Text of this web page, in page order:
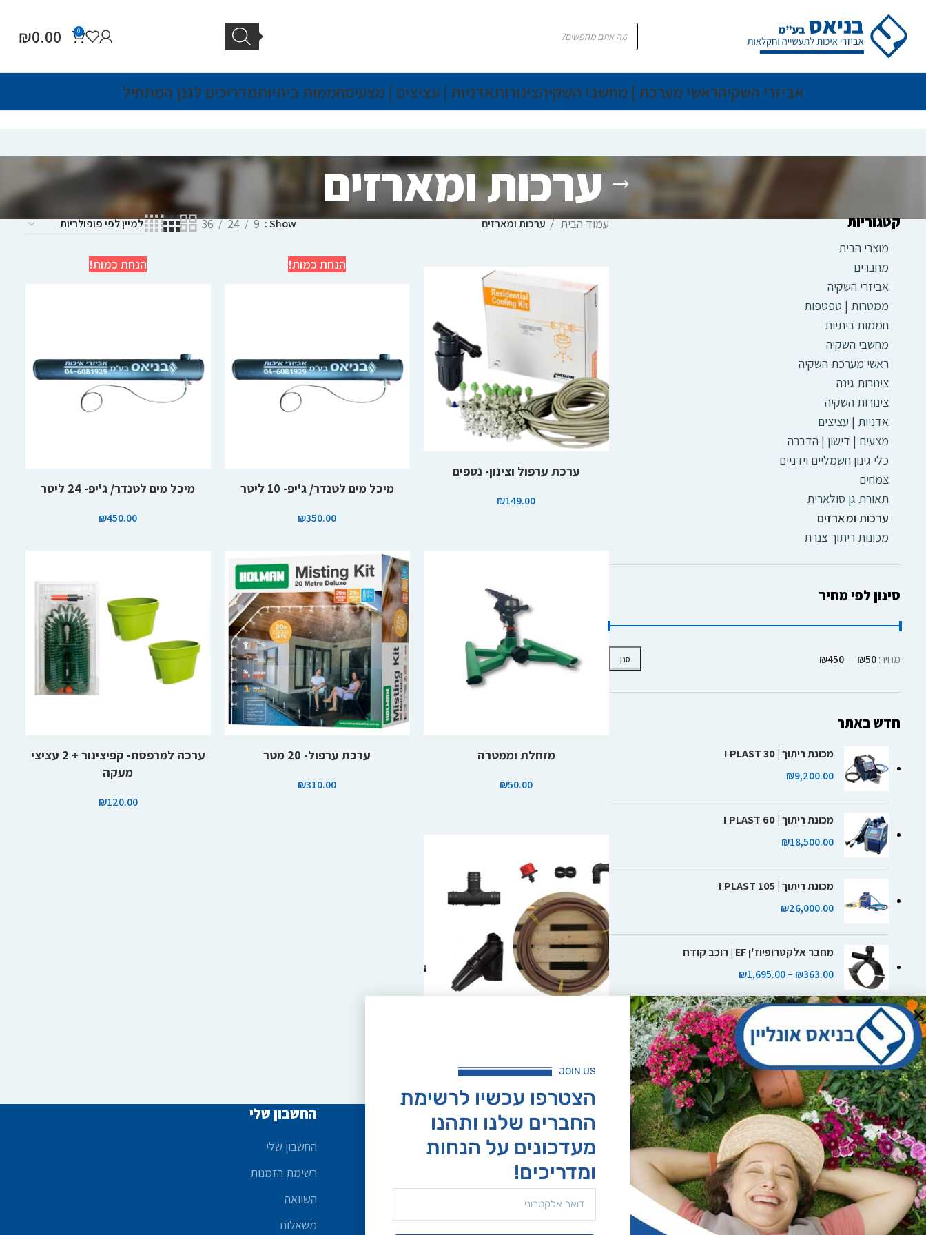
0
₪0.00
אביזרי השקיהראשי מערכת | מחשבי השקיהצינורותאדניות | עציצים | מצעיםחממות ביתיותמדריכים לגנן המתחיל
ערכות ומארזים
קטגוריות
מוצרי הבית
מחברים
אביזרי השקיה
ממטרות | טפטפות
חממות ביתיות
מחשבי השקיה
ראשי מערכת השקיה
צינורות גינה
צינורות השקיה
אדניות | עציצים
מצעים | דישון | הדברה
כלי גינון חשמליים וידניים
צמחים
תאורת גן סולארית
ערכות ומארזים
מכונות ריתוך צנרת
סינון לפי מחיר
סנן מחיר:₪50
—
₪450
חדש באתר
מכונת ריתוך | I PLAST 30
₪9,200.00
מכונת ריתוך | I PLAST 60
₪18,500.00
מכונת ריתוך | I PLAST 105
₪26,000.00
מחבר אלקטרופיוז'ן EF | רוכב קודח
₪363.00
–
₪1,695.00
מחבר אלקטרופיוז'ן EF | מסעף
₪ 148.70
–
₪ 8,700.00
עמוד הבית ערכות ומארזים Show
9
24
36
הוספה לסלערכת ערפול וצינון- נטפים
₪149.00
הנחת כמות!
הוספה לסל
מיכל מים לטנדר/ ג'יפ- 10 ליטר
₪350.00
הנחת כמות!
הוספה לסל
מיכל מים לטנדר/ ג'יפ- 24 ליטר
₪450.00
מזחלת וממטרה
₪50.00
ערכת ערפול- 20 מטר
₪310.00
בחר אפשרויות
ערכה למרפסת- קפיצינור + 2 עציצי
מעקה
₪120.00
₪249.00
רח' צאלון 4, מגדל העמק
טלפון: 04-6081929
מייל:shop@banias.co.il
שירות לקוחות
אודות
ביטולים והחזרות
מדיניות פרטיות
תנאי שירות ואספקה
החשבון שלי
החשבון שלי
רשימת הזמנות
השוואה
משאלות
JOIN US
הצטרפו עכשיו לרשימת
החברים שלנו ותהנו
מעדכונים על הנחות
ומדריכים!